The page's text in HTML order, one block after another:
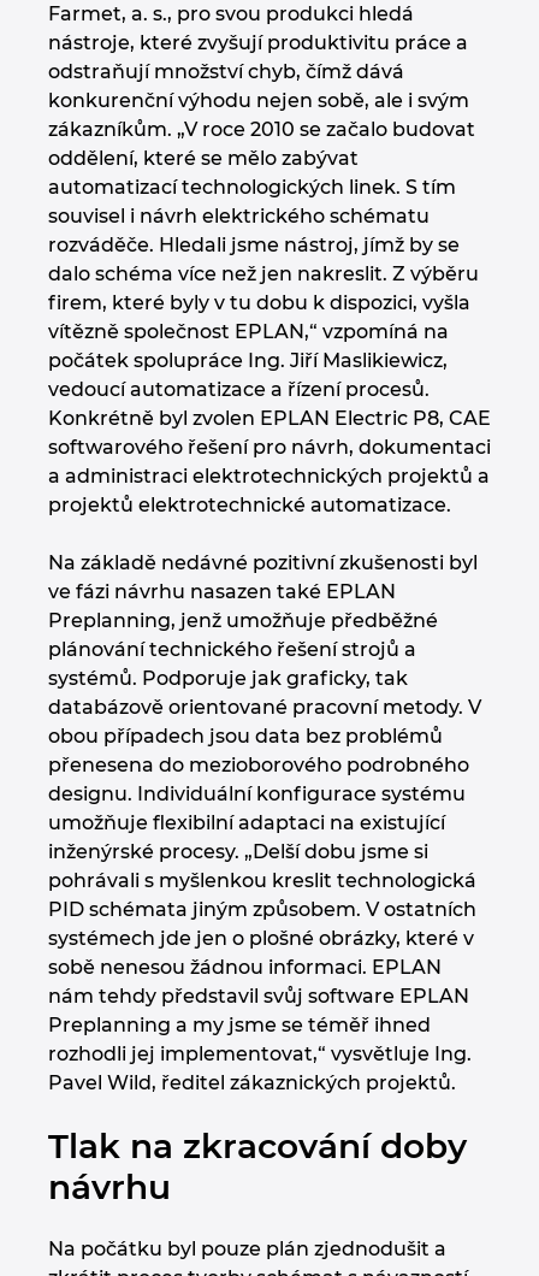
Farmet, a. s., pro svou produkci hledá
nástroje, které zvyšují produktivitu práce a
odstraňují množství chyb, čímž dává
konkurenční výhodu nejen sobě, ale i svým
zákazníkům. „V roce 2010 se začalo budovat
oddělení, které se mělo zabývat
automatizací technologických linek. S tím
souvisel i návrh elektrického schématu
rozváděče. Hledali jsme nástroj, jímž by se
dalo schéma více než jen nakreslit. Z výběru
firem, které byly v tu dobu k dispozici, vyšla
vítězně společnost EPLAN,“ vzpomíná na
počátek spolupráce Ing. Jiří Maslikiewicz,
vedoucí automatizace a řízení procesů.
Konkrétně byl zvolen EPLAN Electric P8, CAE
softwarového řešení pro návrh, dokumentaci
a administraci elektrotechnických projektů a
projektů elektrotechnické automatizace.
Na základě nedávné pozitivní zkušenosti byl
ve fázi návrhu nasazen také EPLAN
Preplanning, jenž umožňuje předběžné
plánování technického řešení strojů a
systémů. Podporuje jak graficky, tak
databázově orientované pracovní metody. V
obou případech jsou data bez problémů
přenesena do mezioborového podrobného
designu. Individuální konfigurace systému
umožňuje flexibilní adaptaci na existující
inženýrské procesy. „Delší dobu jsme si
pohrávali s myšlenkou kreslit technologická
PID schémata jiným způsobem. V ostatních
systémech jde jen o plošné obrázky, které v
sobě nenesou žádnou informaci. EPLAN
nám tehdy představil svůj software EPLAN
Preplanning a my jsme se téměř ihned
rozhodli jej implementovat,“ vysvětluje Ing.
Pavel Wild, ředitel zákaznických projektů.
Tlak na zkracování doby
návrhu
Na počátku byl pouze plán zjednodušit a
Rakousko
Rumunsko
Řecko
Singapur
Slovensko
Slovinsko
Spojené arabské emiráty
Srbsko
Španělsko
Švédsko
Švýcarsko
Thajsko
Turecko
Ukrajina
USA
Velká Británie